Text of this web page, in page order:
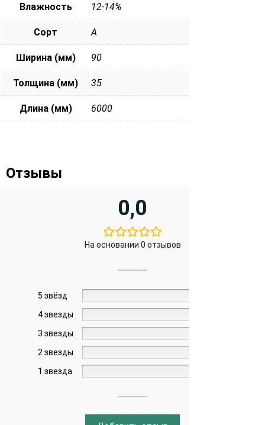
Влажность 12-14%
Сорт А
Ширина (мм) 90
Толщина (мм) 35
Длина (мм) 6000
Отзывы
0,0
На основании 0 отзывов
5 звёзд
4 звезды
3 звезды
2 звезды
1 звезда